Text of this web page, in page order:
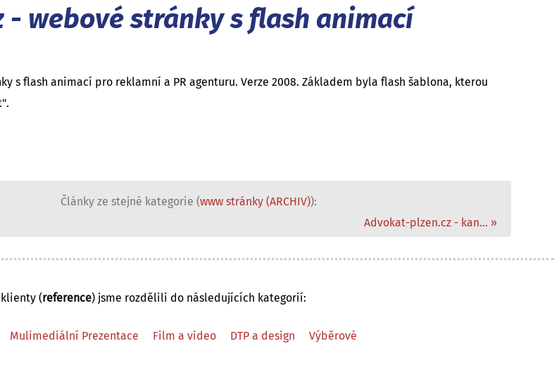
- webové stránky s flash animací
s flash animací pro reklamní a PR agenturu. Verze 2008. Základem byla flash šablona, kterou
Články ze stejné kategorie (www stránky (ARCHIV)):
Advokat-plzen.cz - kan... »
(reference) jsme rozdělili do následujících kategorií:
Mulimediální Prezentace Film a video DTP a design Výběrové